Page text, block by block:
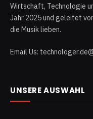
Wirtschaft, Technologie
Jahr 2025 und geleitet
die Musik lieben.
Email Us:
UNSERE AUSWAHL